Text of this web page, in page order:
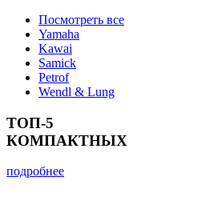
Посмотреть все
Yamaha
Kawai
Samick
Petrof
Wendl & Lung
ТОП-5
КОМПАКТНЫХ
подробнее